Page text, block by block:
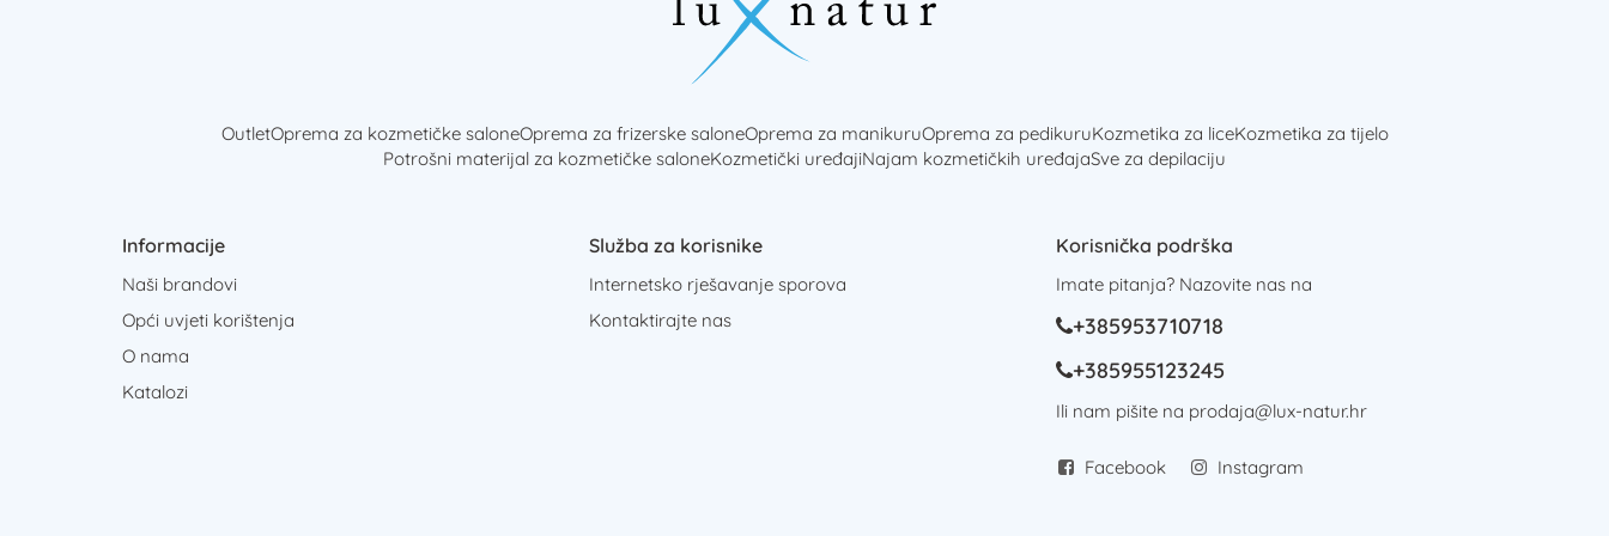
OutletOprema za kozmetičke saloneOprema za frizerske saloneOprema za manikuruOprema za pedikuruKozmetika za liceKozmetika za tijelo
Potrošni materijal za kozmetičke saloneKozmetički uređajiNajam kozmetičkih uređajaSve za depilaciju
Informacije
Naši brandovi
Opći uvjeti korištenja
O nama
Katalozi
Služba za korisnike
Internetsko rješavanje sporova
Kontaktirajte nas
Korisnička podrška
Imate pitanja? Nazovite nas na
+385953710718
+385955123245
Ili nam pišite na prodaja@lux-natur.hr
Facebook Instagram